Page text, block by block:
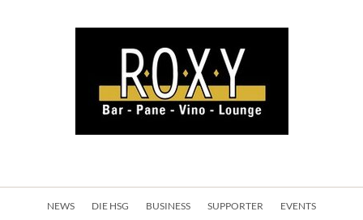
NEWS DIE HSG BUSINESS SUPPORTER EVENTS